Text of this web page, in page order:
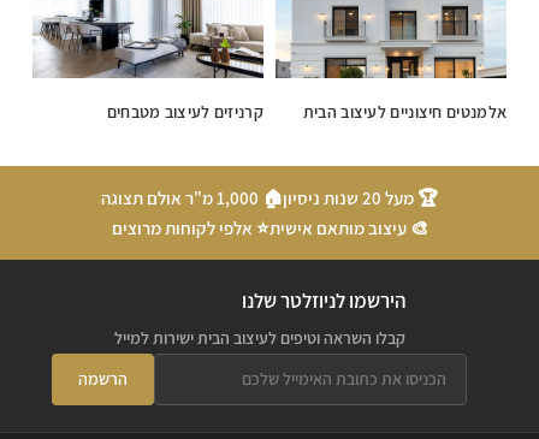
אלמנטים חיצוניים לעיצוב הבית קרניזים לעיצוב מטבחים
🏆 מעל 20 שנות ניסיון
🏠 1,000 מ"ר אולם תצוגה
🎨 עיצוב מותאם אישית⭐ אלפי לקוחות מרוצים
הירשמו לניוזלטר שלנו
קבלו השראה וטיפים לעיצוב הבית ישירות למייל
הרשמה